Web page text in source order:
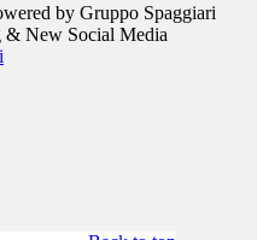
by Gruppo Spaggiari
& New Social Media